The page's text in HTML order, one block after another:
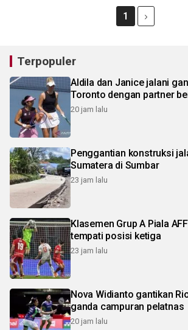
1
Terpopuler
Aldila dan Janice jalani
Toronto dengan partner
20 jam lalu
Penggantian konstruksi
Sumatera di Sumbar
23 jam lalu
Klasemen Grup A Piala
tempati posisi ketiga
23 jam lalu
Nova Widianto gantikan
ganda campuran pelatnas
20 jam lalu